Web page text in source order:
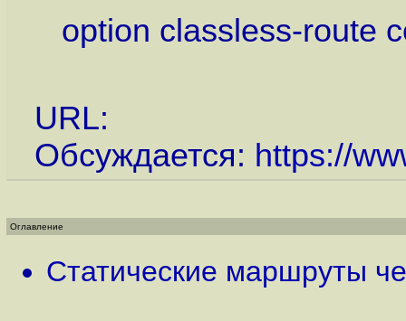
option classless-route
URL:
Обсуждается: https://
Оглавление
Статические маршруты